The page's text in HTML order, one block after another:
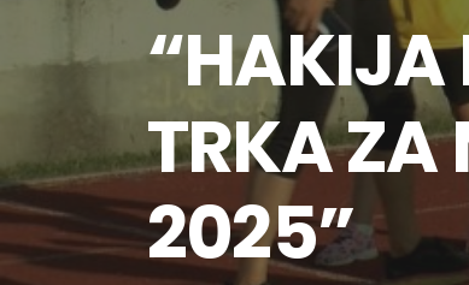
“HAKIJA
TRKA ZA
2025”